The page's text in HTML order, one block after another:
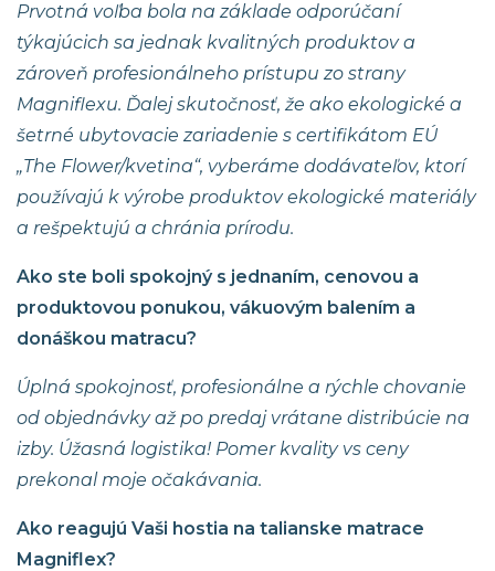
Prvotná voľba bola na základe odporúčaní
týkajúcich sa jednak kvalitných produktov a
zároveň profesionálneho prístupu zo strany
Magniflexu. Ďalej skutočnosť, že ako ekologické a
šetrné ubytovacie zariadenie s certifikátom EÚ
„The Flower/kvetina“, vyberáme dodávateľov, ktorí
používajú k výrobe produktov ekologické materiály
a rešpektujú a chránia prírodu.
Ako ste boli spokojný s jednaním, cenovou a
produktovou ponukou, vákuovým balením a
donáškou matracu?
Úplná spokojnosť, profesionálne a rýchle chovanie
od objednávky až po predaj vrátane distribúcie na
izby. Úžasná logistika! Pomer kvality vs ceny
prekonal moje očakávania.
Ako reagujú Vaši hostia na talianske matrace
Magniflex?